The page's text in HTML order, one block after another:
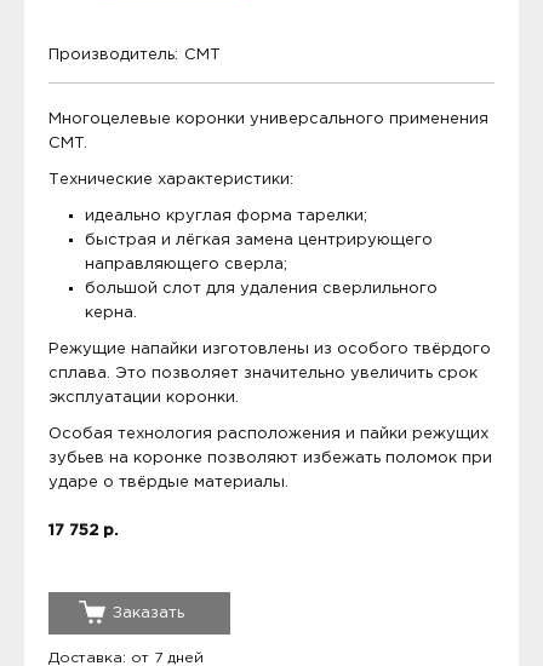
Производитель: CMT
Многоцелевые коронки универсального применения
CMT.
Технические характеристики:
идеально круглая форма тарелки;
быстрая и лёгкая замена центрирующего
направляющего сверла;
большой слот для удаления сверлильного
керна.
Режущие напайки изготовлены из особого твёрдого
сплава. Это позволяет значительно увеличить срок
эксплуатации коронки.
Особая технология расположения и пайки режущих
зубьев на коронке позволяют избежать поломок при
ударе о твёрдые материалы.
17 752 р.
Заказать
Доставка: от 7 дней